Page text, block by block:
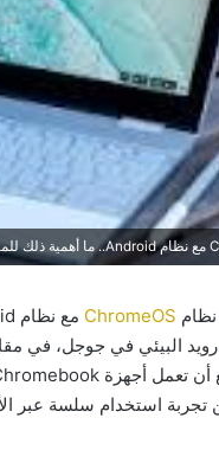
ChromeOS
تجربة استخدام سلسة عبر